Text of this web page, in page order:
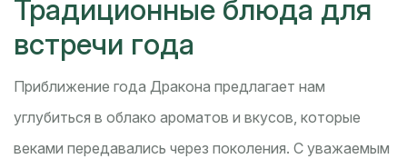
Традиционные блюда для
встречи года
Приближение года Дракона предлагает нам
углубиться в облако ароматов и вкусов, которые
веками передавались через поколения. С уважаемым